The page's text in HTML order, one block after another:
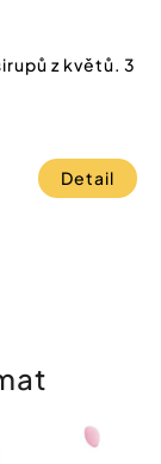
z květů. 3
Detail